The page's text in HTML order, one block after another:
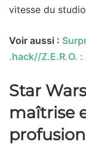
vitesse du
Voir aussi :
.hack//Z.E.R.O.
Star
maîtrise
profusion